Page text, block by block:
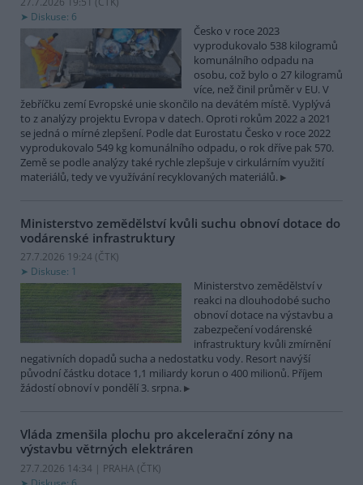
Diskuse: 6
Česko v roce 2023
vyprodukovalo 538 kilogramů
komunálního odpadu na
osobu, což bylo o 27 kilogramů
více, než činil průměr v EU. V
žebříčku zemí Evropské unie skončilo na devátém místě. Vyplývá
to z analýzy projektu Evropa v datech. Oproti rokům 2022 a 2021
se jedná o mírné zlepšení. Podle dat Eurostatu Česko v roce 2022
vyprodukovalo 549 kg komunálního odpadu, o rok dříve pak 570.
Země se podle analýzy také rychle zlepšuje v cirkulárním využití
materiálů, tedy ve využívání recyklovaných materiálů.
Ministerstvo zemědělství kvůli suchu obnoví dotace do
vodárenské infrastruktury
27.7.2026 19:24 (ČTK)
Diskuse: 1
Ministerstvo zemědělství v
reakci na dlouhodobé sucho
obnoví dotace na výstavbu a
zabezpečení vodárenské
infrastruktury kvůli zmírnění
negativních dopadů sucha a nedostatku vody. Resort navýší
původní částku dotace 1,1 miliardy korun o 400 milionů. Příjem
žádostí obnoví v pondělí 3. srpna.
Vláda zmenšila plochu pro akcelerační zóny na
výstavbu větrných elektráren
27.7.2026 14:34 | PRAHA (ČTK)